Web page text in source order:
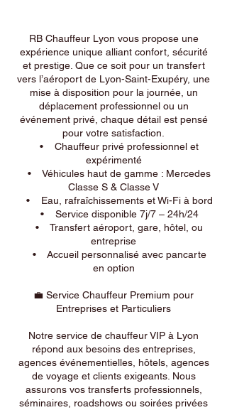
RB Chauffeur Lyon vous propose une
expérience unique alliant confort, sécurité
et prestige. Que ce soit pour un transfert
vers l’aéroport de Lyon-Saint-Exupéry, une
mise à disposition pour la journée, un
déplacement professionnel ou un
événement privé, chaque détail est pensé
pour votre satisfaction.
• Chauffeur privé professionnel et
expérimenté
• Véhicules haut de gamme : Mercedes
Classe S & Classe V
• Eau, rafraîchissements et Wi-Fi à bord
• Service disponible 7j/7 – 24h/24
• Transfert aéroport, gare, hôtel, ou
entreprise
• Accueil personnalisé avec pancarte
en option
💼 Service Chauffeur Premium pour
Entreprises et Particuliers
Notre service de chauffeur VIP à Lyon
répond aux besoins des entreprises,
agences événementielles, hôtels, agences
de voyage et clients exigeants. Nous
assurons vos transferts professionnels,
séminaires, roadshows ou soirées privées